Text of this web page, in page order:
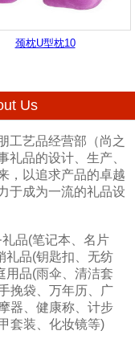
颈枕U型枕10
Us
工艺品经营部（尚之
礼品的设计、生产、
，以追求产品的卓越
于成为一流的礼品设
品(笔记本、名片
礼品(钥匙扣、无纺
用品(雨伞、清洁套
挽袋、万年历、广
器、健康称、计步
套装、化妆镜等)